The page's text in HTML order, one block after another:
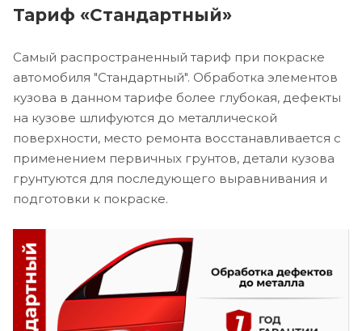
Тариф «Стандартный»
Самый распространенный тариф при покраске
автомобиля "Стандартный". Обработка элементов
кузова в данном тарифе более глубокая, дефекты
на кузове шлифуются до металлической
поверхности, место ремонта восстанавливается с
применением первичных грунтов, детали кузова
грунтуются для последующего выравнивания и
подготовки к покраске.